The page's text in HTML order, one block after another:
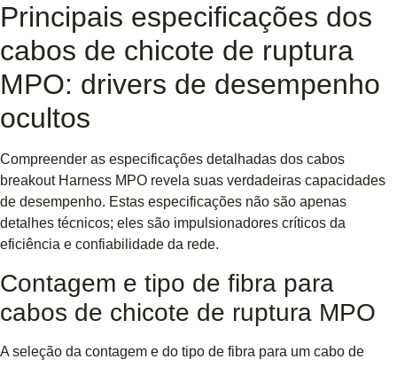
Principais especificações dos
cabos de chicote de ruptura
MPO: drivers de desempenho
ocultos
Compreender as especificações detalhadas dos cabos
breakout Harness MPO revela suas verdadeiras capacidades
de desempenho. Estas especificações não são apenas
detalhes técnicos; eles são impulsionadores críticos da
eficiência e confiabilidade da rede.
Contagem e tipo de fibra para
cabos de chicote de ruptura MPO
A seleção da contagem e do tipo de fibra para um cabo de